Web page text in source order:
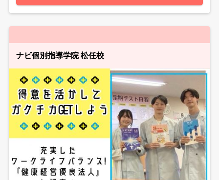
ナビ個別指導学院 松任校